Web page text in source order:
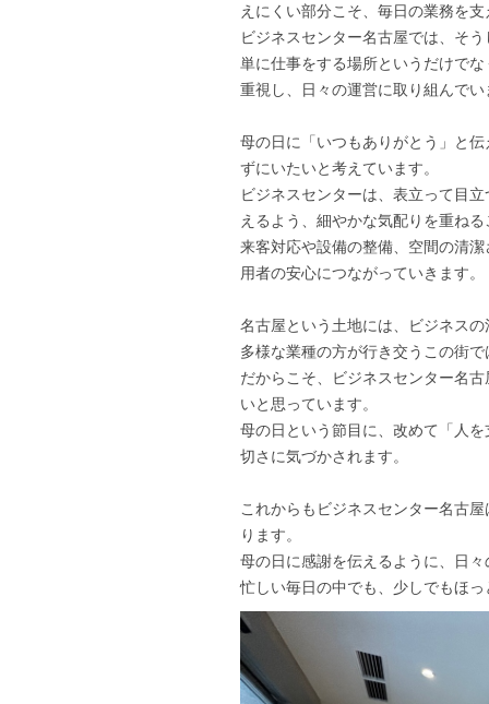
えにくい部分こそ、毎日の業務を
ビジネスセンター名古屋では、そ
単に仕事をする場所というだけで
重視し、日々の運営に取り組んでい
母の日に「いつもありがとう」と
ずにいたいと考えています。
ビジネスセンターは、表立って目
えるよう、細やかな気配りを重ね
来客対応や設備の整備、空間の清
用者の安心につながっていきます。
名古屋という土地には、ビジネス
多様な業種の方が行き交うこの街
だからこそ、ビジネスセンター名
いと思っています。
母の日という節目に、改めて「人
切さに気づかされます。
これからもビジネスセンター名古
ります。
母の日に感謝を伝えるように、日
忙しい毎日の中でも、少しでもほ